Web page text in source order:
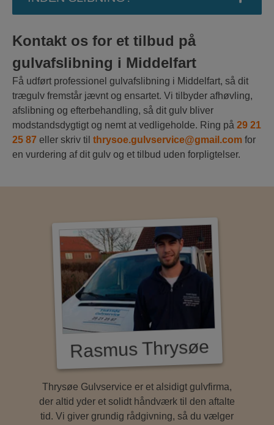
Kontakt os for et tilbud på
gulvafslibning i Middelfart
Få udført professionel gulvafslibning i Middelfart, så dit
trægulv fremstår jævnt og ensartet. Vi tilbyder afhøvling,
afslibning og efterbehandling, så dit gulv bliver
modstandsdygtigt og nemt at vedligeholde. Ring på 29 21
25 87 eller skriv til thrysoe.gulvservice@gmail.com for
en vurdering af dit gulv og et tilbud uden forpligtelser.
Rasmus Thrysøe
Thrysøe Gulvservice er et alsidigt gulvfirma,
der altid yder et solidt håndværk til den aftalte
tid. Vi giver grundig rådgivning, så du vælger